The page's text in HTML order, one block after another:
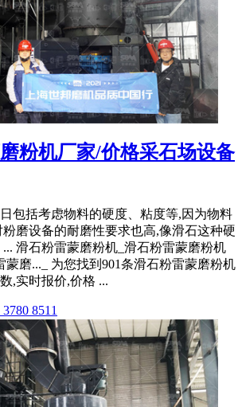
粉机厂家/价格采石场设备
日包括考虑物料的硬度、粘度等,因为物料
磨设备的耐磨性要求也高,像滑石这种硬
... 滑石粉雷蒙磨粉机_滑石粉雷蒙磨粉机
蒙磨..._ 为您找到901条滑石粉雷蒙磨粉机
,实时报价,价格 ...
8511